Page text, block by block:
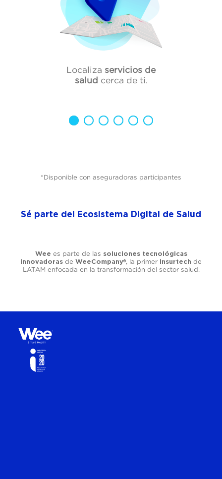
Localiza servicios de
salud cerca de ti.
*Disponible con aseguradoras participantes
Sé parte del Ecosistema Digital de Salud
Wee es parte de las soluciones tecnológicas
innovadoras de WeeCompany®, la primer Insurtech de
LATAM enfocada en la transformación del sector salud.